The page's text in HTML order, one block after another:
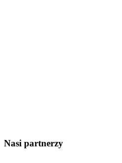
Nasi partnerzy